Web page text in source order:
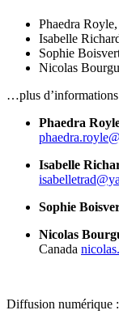
Phaedra Royle,
Isabelle
Sophie
Nicolas
…plus d’informations
Phaedra
Isabelle
Sophie
Nicolas
Canada
Diffusion numérique